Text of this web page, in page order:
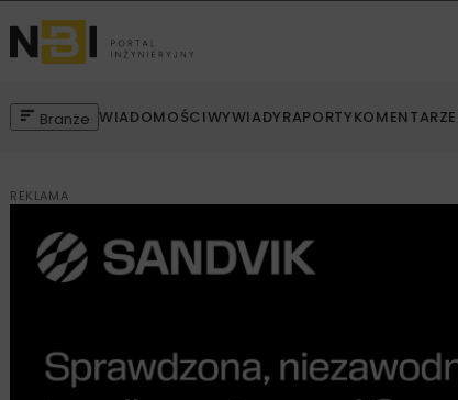
Branże WIADOMOŚCIWYWIADYRAPORTYKOMENTARZE
REKLAMA